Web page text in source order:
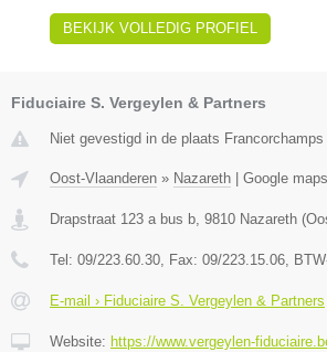
BEKIJK VOLLEDIG PROFIEL
Fiduciaire S. Vergeylen & Partners
Niet gevestigd in de plaats
Oost-Vlaanderen » Nazareth Google maps
Drapstraat 123 a bus b, 9810 Nazareth (
Tel: 09/223.60.30, Fax: 09/223.15.06,
E-mail › Fiduciaire S. Vergeylen & Partners
Website: https://www.vergeylen-